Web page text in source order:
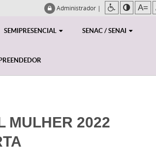
Administrador | A=
SEMIPRESENCIAL SENAC / SENAI
MULHER 2022